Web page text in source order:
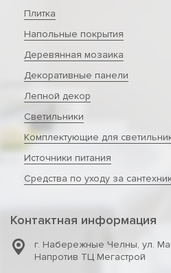
Плитка
Напольные покрытия
Деревянная мозаика
Декоративные панели
Лепной декор
Светильники
Комплектующие для
Источники питания
Средства по уходу за
Контактная информация
г. Набережные Челны, ул.
Напротив ТЦ Мегастрой